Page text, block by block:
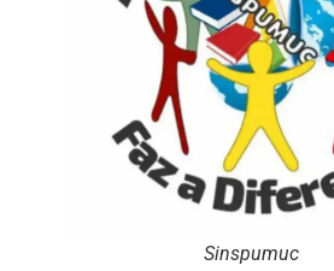
Sinspumuc